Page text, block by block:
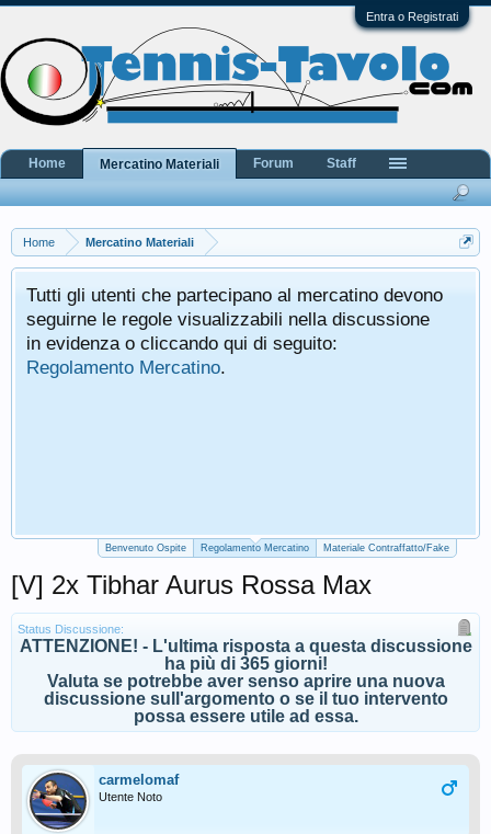
Entra o Registrati
Home Mercatino Materiali
Tutti gli utenti che partecipano al mercatino devono
seguirne le regole visualizzabili nella discussione
in evidenza o cliccando qui di seguito:
Regolamento Mercatino.
Benvenuto Ospite Regolamento Mercatino Materiale Contraffatto/Fake
[V] 2x Tibhar Aurus Rossa Max
Status Discussione:
ATTENZIONE! - L'ultima risposta a questa discussione
ha più di 365 giorni!
Valuta se potrebbe aver senso aprire una nuova
discussione sull'argomento o se il tuo intervento
possa essere utile ad essa.
carmelomaf
Utente Noto
Home Mercatino Materiali Forum Staff